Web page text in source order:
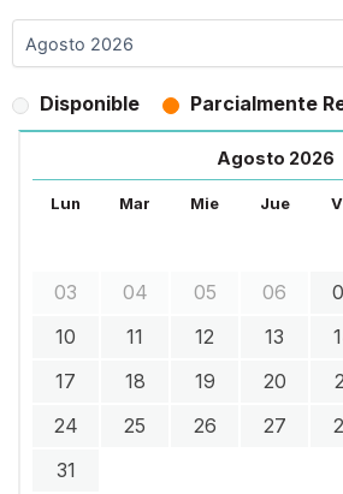
Disponible Parcialmente
Agosto 2026
Lun Mar Mie Jue
03
04 05 06
10
11 12 13
17
18 19 20
24
25 26 27
31